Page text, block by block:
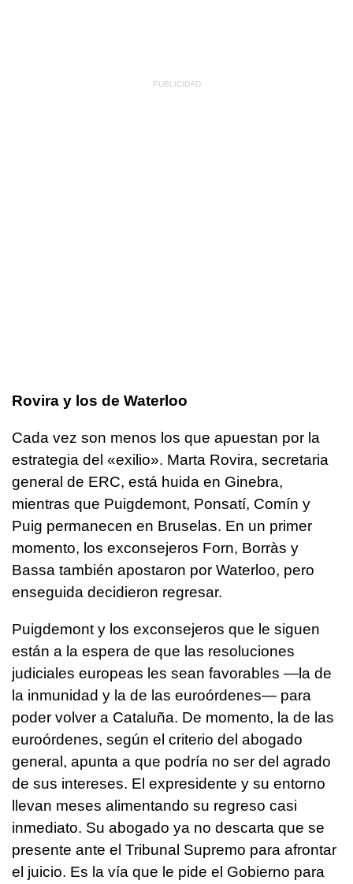
Rovira y los de Waterloo
Cada vez son menos los que apuestan por la
estrategia del «exilio». Marta Rovira, secretaria
general de ERC, está huida en Ginebra,
mientras que Puigdemont, Ponsatí, Comín y
Puig permanecen en Bruselas. En un primer
momento, los exconsejeros Forn, Borràs y
Bassa también apostaron por Waterloo, pero
enseguida decidieron regresar.
Puigdemont y los exconsejeros que le siguen
están a la espera de que las resoluciones
judiciales europeas les sean favorables —la de
la inmunidad y la de las euroórdenes— para
poder volver a Cataluña. De momento, la de las
euroórdenes, según el criterio del abogado
general, apunta a que podría no ser del agrado
de sus intereses. El expresidente y su entorno
llevan meses alimentando su regreso casi
inmediato. Su abogado ya no descarta que se
presente ante el Tribunal Supremo para afrontar
el juicio. Es la vía que le pide el Gobierno para